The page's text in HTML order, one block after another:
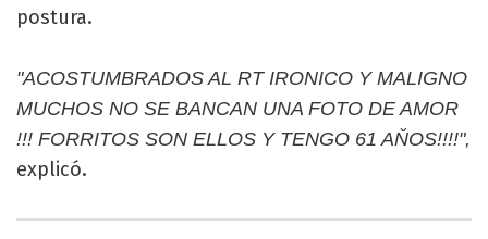
postura.
"ACOSTUMBRADOS AL RT IRONICO Y MALIGNO
MUCHOS NO SE BANCAN UNA FOTO DE AMOR
!!! FORRITOS SON ELLOS Y TENGO 61 AŇOS!!!!",
explicó.